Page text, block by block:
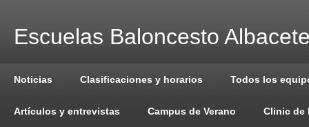
Escuelas Baloncesto
Noticias Clasificaciones y horarios Todos los
Artículos y entrevistas Campus de Verano Clinic de